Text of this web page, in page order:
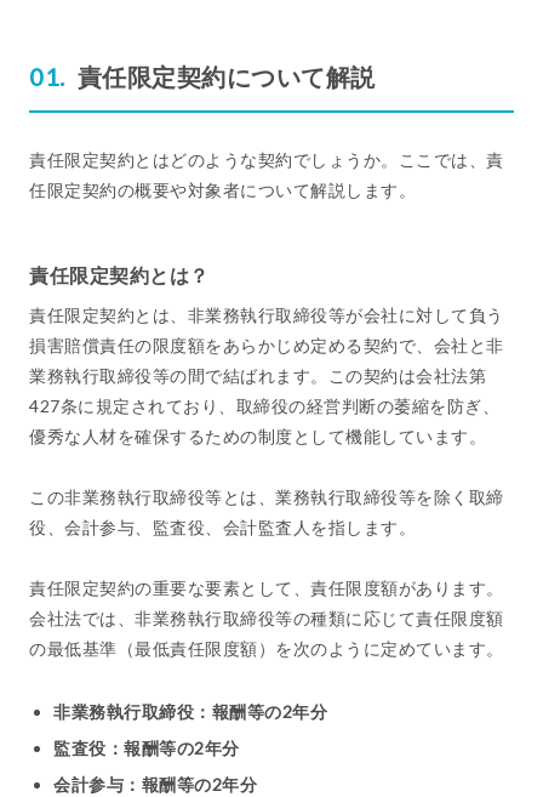
責任限定契約について解説
責任限定契約とはどのような契約でしょうか。ここでは、責
任限定契約の概要や対象者について解説します。
責任限定契約とは？
責任限定契約とは、非業務執行取締役等が会社に対して負う
損害賠償責任の限度額をあらかじめ定める契約で、会社と非
業務執行取締役等の間で結ばれます。この契約は会社法第
427条に規定されており、取締役の経営判断の萎縮を防ぎ、
優秀な人材を確保するための制度として機能しています。
この非業務執行取締役等とは、業務執行取締役等を除く取締
役、会計参与、監査役、会計監査人を指します。
責任限定契約の重要な要素として、責任限度額があります。
会社法では、非業務執行取締役等の種類に応じて責任限度額
の最低基準（最低責任限度額）を次のように定めています。
非業務執行取締役：報酬等の2年分
監査役：報酬等の2年分
会計参与：報酬等の2年分